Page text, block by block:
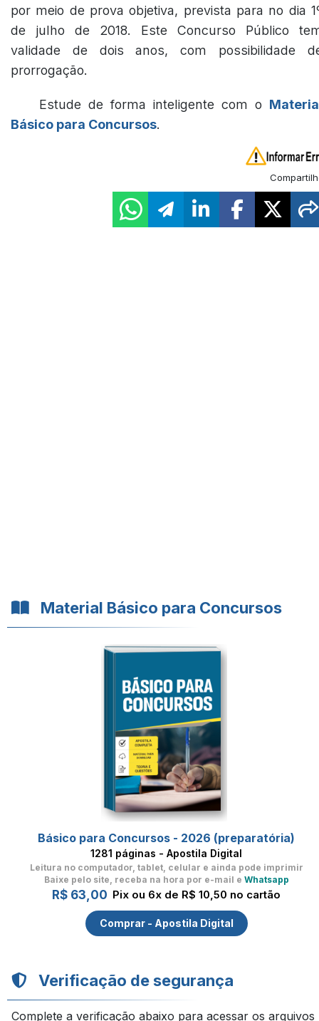
por meio de prova objetiva, prevista para no dia
de julho de 2018. Este Concurso Público
validade de dois anos, com possibilidade
prorrogação.
Estude de forma inteligente com o
Básico para Concursos.
Material Básico para Concursos
Básico para Concursos - 2026 (preparatória)
1281 páginas - Apostila Digital
Leitura no computador, tablet, celular e ainda pode imprimir
Baixe pelo site, receba na hora por e-mail e Whatsapp
R$ 63,00 Pix ou 6x de R$ 10,50 no cartão
Comprar - Apostila Digital
Verificação de segurança
Complete a verificação abaixo para acessar os arquivos